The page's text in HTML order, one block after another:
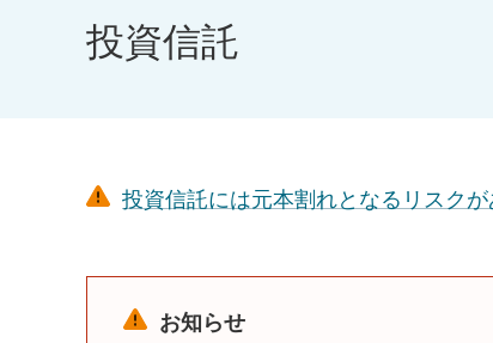
投資信託
投資信託には元本割れとなるリスク
お知らせ